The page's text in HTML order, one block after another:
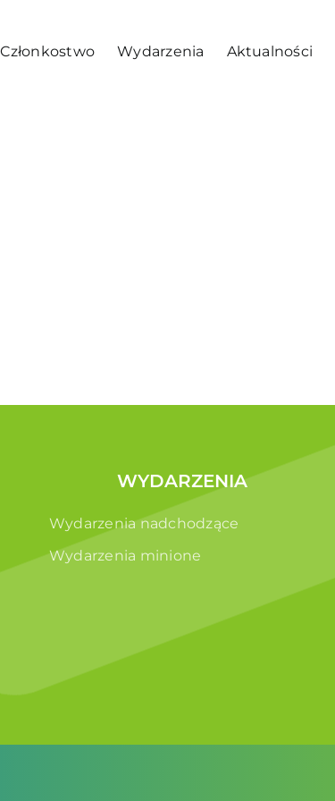
Członkostwo Wydarzenia Aktualności
WYDARZENIA
Wydarzenia nadchodzące
Wydarzenia minione